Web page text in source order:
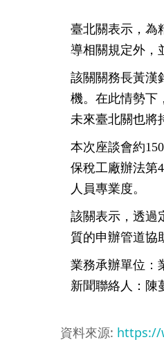
臺北關表示，為
導相關規定外，
該關關務長黃漢
機。在此情勢下
未來臺北關也將
本次座談會約
保稅工廠辦法第
人員專業度。
該關表示，透過
質的申辦管道協
業務承辦單位：
新聞聯絡人：陳
資料來源: https://